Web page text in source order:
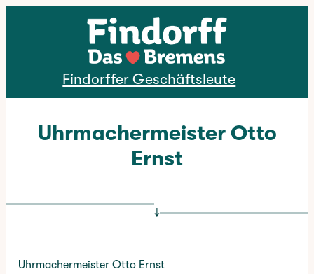
Direkt zum Inhalt
Findorffer Geschäftsleute
Uhrmachermeister Otto
Ernst
↓
Uhrmachermeister Otto Ernst